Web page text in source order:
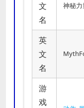
文
名
神秘力
英
文
名
游
戏